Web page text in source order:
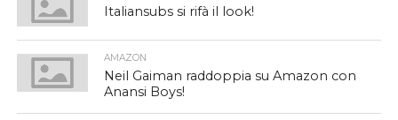
Italiansubs si rifà il look!
AMAZON
Neil Gaiman raddoppia su Amazon con
Anansi Boys!